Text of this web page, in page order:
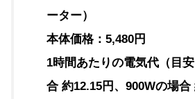
ーター）
本体価格：5,480円
1時間あたりの電気代（目
合 約12.15円、900Wの場合